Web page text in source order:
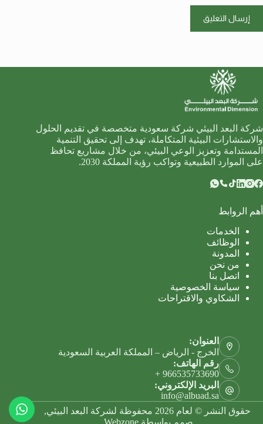
إرسال التعليق
شركة البعد البيئي شركة سعودية متخصصة في تقديم الحلول
والاستشارات البيئية المتكاملة، تهدف إلى تحقيق التنمية
المستدامة وتعزيز الوعي البيئي، من خلال مشاريع تحافظ
على الموارد الطبيعية وتواكب رؤية المملكة 2030.
أهم الروابط
الخدمات
الوظائف
المدونة
من نحن
اتصل بنا
سياسة الخصوصية
الشكاوي والاقتراحات
العنوان:
الخرج - الرياض – المملكة العربية السعودية
رقم الهاتف:
966535733690 +
البريد الإلكتروني:
info@albuad.sa
حقوق النشر © لعام 2026 محفوظة لشركة البعد البيئي,
صمم بواسطةWebzone